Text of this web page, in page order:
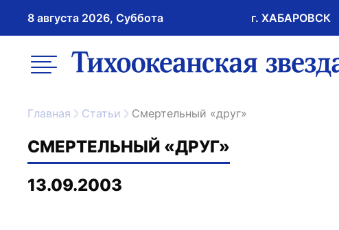
8 августа 2026, Суббота г. ХАБАРОВСК
меню ссылка на главную
Главная Статьи Смертельный «друг»
СМЕРТЕЛЬНЫЙ «ДРУГ»
13.09.2003